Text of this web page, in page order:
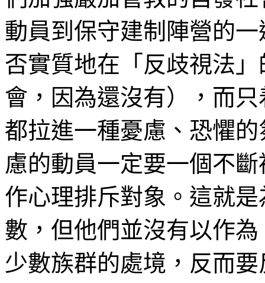
動員到保守建制陣營的
否實質地在「反歧視法
會，因為還沒有），而
都拉進一種憂慮、恐懼
慮的動員一定要一個不
作心理排斥對象。這就
數，但他們並沒有以作
少數族群的處境，反而